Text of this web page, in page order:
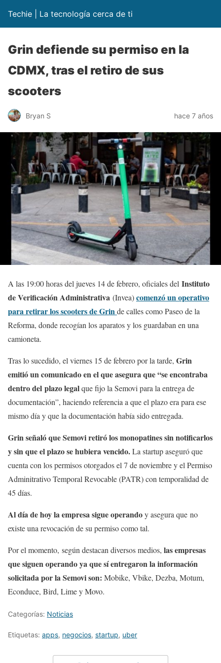
Techie | La tecnología cerca de ti
Grin defiende su permiso en la
CDMX, tras el retiro de sus
scooters
Bryan S hace 7 años
A las 19:00 horas del jueves 14 de febrero, oficiales del Instituto
de Verificación Administrativa (Invea)comenzó un operativo
para retirar los scooters de Grinde calles como Paseo de la
Reforma, donde recogían los aparatos y los guardaban en una
camioneta.
Tras lo sucedido, el viernes 15 de febrero por la tarde, Grin
emitió un comunicado en el que asegura que “se encontraba
dentro del plazo legalque fijo la Semovi para la entrega de
documentación”, haciendo referencia a que el plazo era para ese
mismo día y que la documentación había sido entregada.
Grin señaló que Semovi retiró los monopatines sin notificarlos
y sin que el plazo se hubiera vencido.La startup aseguró que
cuenta con los permisos otorgados el 7 de noviembre y el Permiso
Adminitrativo Temporal Revocable (PATR) con temporalidad de
45 días.
Al día de hoy la empresa sigue operandoy asegura que no
existe una revocación de su permiso como tal.
Por el momento, según destacan diversos medios, las empresas
que siguen operando ya que sí entregaron la información
solicitada por la Semovi son: Mobike, Vbike, Dezba, Motum,
Econduce, Bird, Lime y Movo.
Categorías: Noticias
Etiquetas: apps, negocios, startup, uber